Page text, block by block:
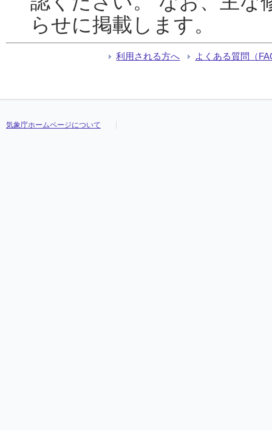
らせに掲載します。
利用される方へ よくある質問（
気象庁ホームページについて